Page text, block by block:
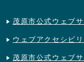
茂原市公式ウェブ
ウェブアクセシビ
茂原市公式ウェブ